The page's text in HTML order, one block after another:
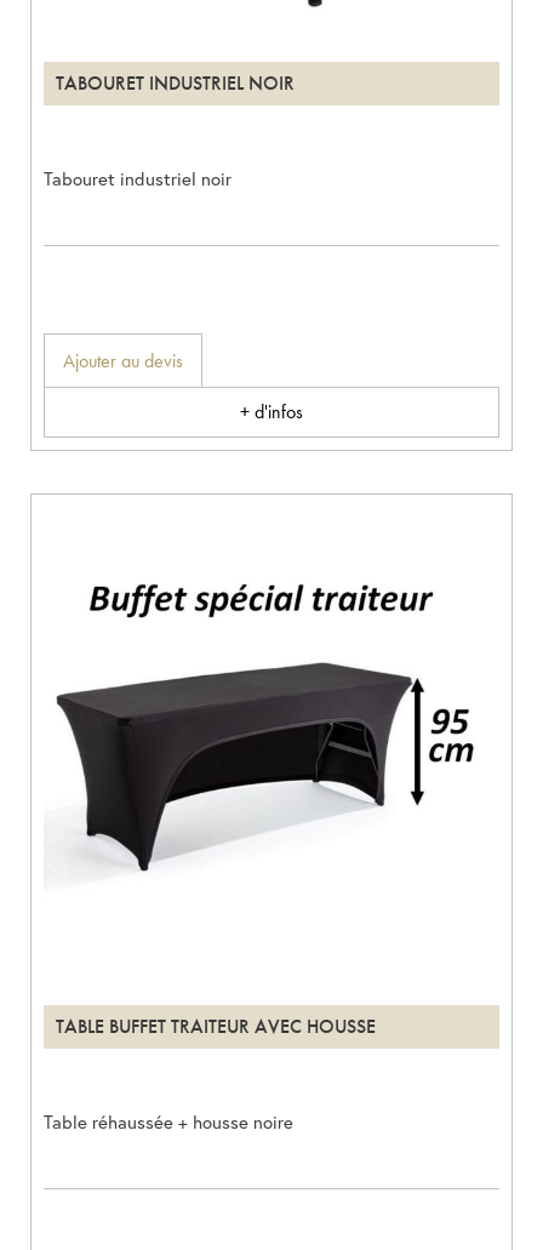
TABOURET INDUSTRIEL NOIR
Tabouret industriel noir
Ajouter au devis
+ d'infos
TABLE BUFFET TRAITEUR AVEC HOUSSE
Table réhaussée + housse noire